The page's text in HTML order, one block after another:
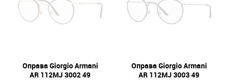
Цвет оправы
Оправа Giorgio Armani
AR 112MJ 3002 49
Оправа Giorgio Armani
AR 112MJ 3003 49